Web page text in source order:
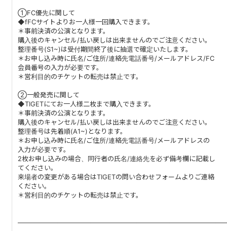
①FC優先に関して
◆fFCサイトよりお一人様一回購入できます。
＊事前決済の公演となります。
購入後のキャンセル/払い戻しは出来ませんのでご注意ください。
整理番号(S1~)は受付期間終了後に抽選で確定いたします。
＊お申し込み時に氏名/ご住所/連絡先電話番号/メールアドレス/FC
会員番号の入力が必要です。
＊営利目的のチケットの転売は禁止です。
②一般発売に関して
◆TIGETにてお一人様二枚まで購入できます。
＊事前決済の公演となります。
購入後のキャンセル/払い戻しは出来ませんのでご注意ください。
整理番号は先着順(A1~)となります。
＊お申し込み時に氏名/ご住所/連絡先電話番号/メールアドレスの
入力が必要です。
2枚お申し込みの場合、同行者の氏名/連絡先を必ず備考欄に記載し
てください。
来場者の変更がある場合はTIGETの問い合わせフォームよりご連絡
ください。
＊営利目的のチケットの転売は禁止です。